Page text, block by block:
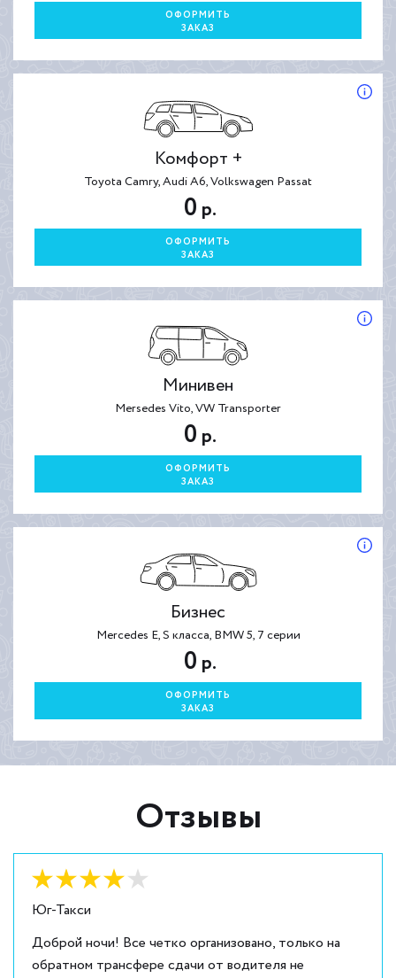
ОФОРМИТЬ
ЗАКАЗ
Комфорт +
Toyota Camry, Audi A6, Volkswagen Passat
0 р.
ОФОРМИТЬ
ЗАКАЗ
Минивен
Mersedes Vito, VW Transporter
0 р.
ОФОРМИТЬ
ЗАКАЗ
Бизнес
Mercedes E, S класса, BMW 5, 7 серии
0 р.
ОФОРМИТЬ
ЗАКАЗ
Отзывы
Юг-Такси
Оценка: 4
Доброй ночи! Все четко организовано, только на
обратном трансфере сдачи от водителя не